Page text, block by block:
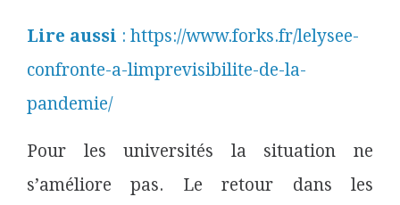
Lire aussi : https://www.forks.fr/lelysee-
confronte-a-limprevisibilite-de-la-
pandemie/
Pour les universités la situation ne
s’améliore pas. Le retour dans les